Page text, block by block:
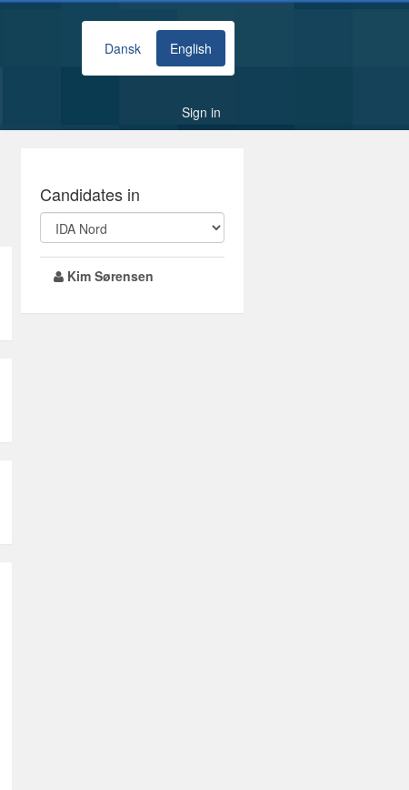
Dansk English
Sign in
Candidates in
Kim Sørensen